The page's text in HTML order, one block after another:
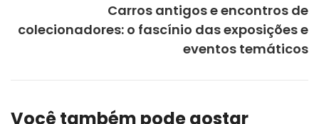
Carros antigos e encontros de
colecionadores: o fascínio das exposições e
eventos temáticos
Você também pode gostar